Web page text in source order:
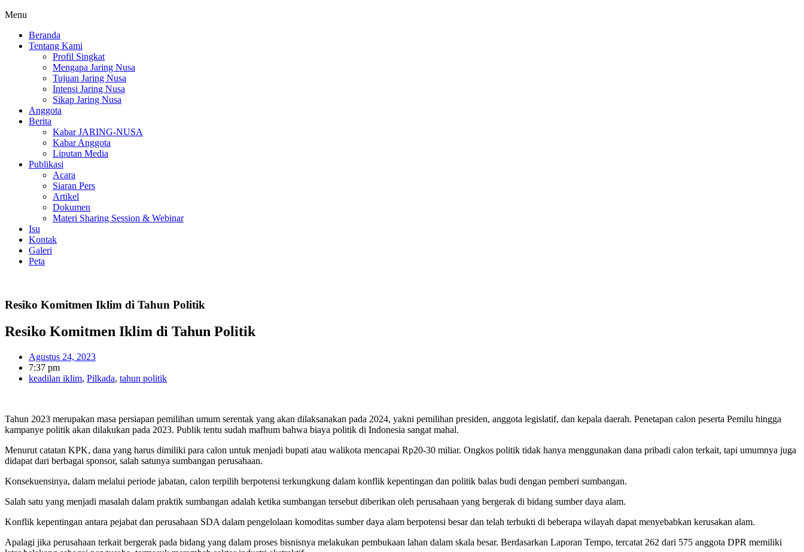
Menu
Beranda
Tentang Kami
Profil Singkat
Mengapa Jaring Nusa
Tujuan Jaring Nusa
Intensi Jaring Nusa
Sikap Jaring Nusa
Anggota
Berita
Kabar JARING-NUSA
Kabar Anggota
Liputan Media
Publikasi
Acara
Siaran Pers
Artikel
Dokumen
Materi Sharing Session & Webinar
Isu
Kontak
Galeri
Peta
Resiko Komitmen Iklim di Tahun Politik
Resiko Komitmen Iklim di Tahun Politik
Agustus 24, 2023
7:37 pm
keadilan iklim, Pilkada, tahun politik
Tahun 2023 merupakan masa persiapan pemilihan umum serentak yang akan dilaksanakan pada 2024, yakni pemilihan presiden, anggota legislatif, dan kepala daerah. Penetapan calon peserta Pemilu hingga
kampanye politik akan dilakukan pada 2023. Publik tentu sudah mafhum bahwa biaya politik di Indonesia sangat mahal.
Menurut catatan KPK, dana yang harus dimiliki para calon untuk menjadi bupati atau walikota mencapai Rp20-30 miliar. Ongkos politik tidak hanya menggunakan dana pribadi calon terkait, tapi umumnya juga
didapat dari berbagai sponsor, salah satunya sumbangan perusahaan.
Konsekuensinya, dalam melalui periode jabatan, calon terpilih berpotensi terkungkung dalam konflik kepentingan dan politik balas budi dengan pemberi sumbangan.
Salah satu yang menjadi masalah dalam praktik sumbangan adalah ketika sumbangan tersebut diberikan oleh perusahaan yang bergerak di bidang sumber daya alam.
Konflik kepentingan antara pejabat dan perusahaan SDA dalam pengelolaan komoditas sumber daya alam berpotensi besar dan telah terbukti di beberapa wilayah dapat menyebabkan kerusakan alam.
Apalagi jika perusahaan terkait bergerak pada bidang yang dalam proses bisnisnya melakukan pembukaan lahan dalam skala besar. Berdasarkan Laporan Tempo, tercatat 262 dari 575 anggota DPR memiliki